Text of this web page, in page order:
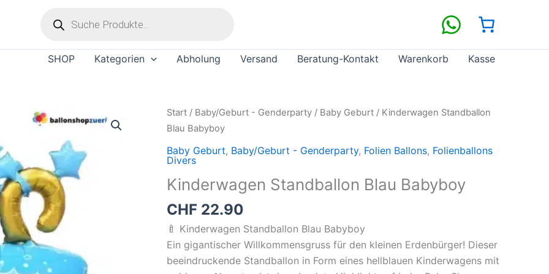
SHOP Kategorien Abholung Versand Beratung-Kontakt Warenkorb Kasse
Start / Baby/Geburt - Genderparty / Baby Geburt / Kinderwagen Standballon
Blau Babyboy
Baby Geburt, Baby/Geburt - Genderparty, Folien Ballons, Folienballons
Divers
Kinderwagen Standballon Blau Babyboy
CHF 22.90
🍼 Kinderwagen Standballon Blau Babyboy
Ein gigantischer Willkommensgruss für den kleinen Erdenbürger! Dieser
beeindruckende Standballon in Form eines hellblauen Kinderwagens mit
Kinderwagen
Standballon
Blau
Babyboy
Menge